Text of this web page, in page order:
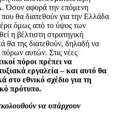
Όσον αφορά την επόμενη
θα διατεθούν για την Ελλάδα
όμως από το ύψος των
η βέλτιστη στρατηγική
θα της διατεθούν, δηλαδή να
πόρων αυτών. Στις νέες
πόροι πρέπει να
εργαλεία – και αυτό θα
στο εθνικό σχέδιο για τη
πρότυπο.
να υπάρχουν